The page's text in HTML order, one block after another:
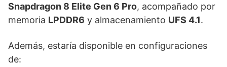
Snapdragon 8 Elite Gen 6 Pro, acompañado por
memoria LPDDR6 y almacenamiento UFS 4.1.
Además, estaría disponible en configuraciones
de: